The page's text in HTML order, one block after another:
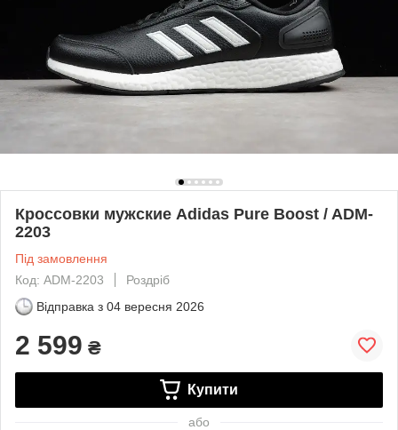
Кроссовки мужские Adidas Pure Boost / ADM-
2203
Під замовлення
Код: ADM-2203
Роздріб
Відправка з 04 вересня 2026
2 599 ₴
Купити
або